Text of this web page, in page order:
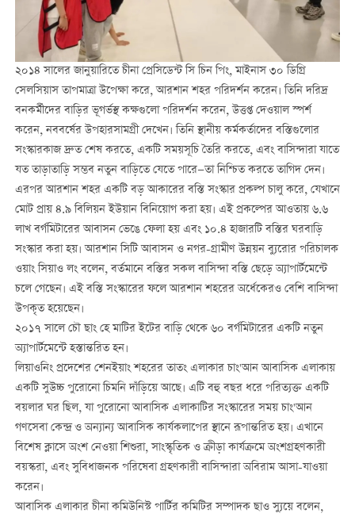
২০১৪ সালের জানুয়ারিতে চীনা প্রেসিডেন্ট সি চিন পিং, মাইনাস ৩০ ডিগ্রি
সেলসিয়াস তাপমাত্রা উপেক্ষা করে, আরশান শহর পরিদর্শন করেন। তিনি দরিদ্র
বনকর্মীদের বাড়ির ভূগর্ভস্থ কক্ষগুলো পরিদর্শন করেন, উত্তপ্ত দেওয়াল স্পর্শ
করেন, নববর্ষের উপহারসামগ্রী দেখেন। তিনি স্থানীয় কর্মকর্তাদের বস্তিগুলোর
সংস্কারকাজ দ্রুত শেষ করতে, একটি সময়সূচি তৈরি করতে, এবং বাসিন্দারা যাতে
যত তাড়াতাড়ি সম্ভব নতুন বাড়িতে যেতে পারে—তা নিশ্চিত করতে তাগিদ দেন।
এরপর আরশান শহর একটি বড় আকারের বস্তি সংস্কার প্রকল্প চালু করে, যেখানে
মোট প্রায় ৪.৯ বিলিয়ন ইউয়ান বিনিয়োগ করা হয়। এই প্রকল্পের আওতায় ৬.৬
লাখ বর্গমিটারের আবাসন ভেঙে ফেলা হয় এবং ১০.৪ হাজারটি বস্তির ঘরবাড়ি
সংস্কার করা হয়। আরশান সিটি আবাসন ও নগর-গ্রামীণ উন্নয়ন ব্যুরোর পরিচালক
ওয়াং সিয়াও লং বলেন, বর্তমানে বস্তির সকল বাসিন্দা বস্তি ছেড়ে অ্যাপার্টমেন্টে
চলে গেছেন। এই বস্তি সংস্কারের ফলে আরশান শহরের অর্ধেকেরও বেশি বাসিন্দা
উপকৃত হয়েছেন।
২০১৭ সালে চৌ ছাং হে মাটির ইটের বাড়ি থেকে ৬০ বর্গমিটারের একটি নতুন
অ্যাপার্টমেন্টে হস্তান্তরিত হন।
লিয়াওনিং প্রদেশের শেনইয়াং শহরের তাতং এলাকার চাং'আন আবাসিক এলাকায়
একটি সুউচ্চ পুরোনো চিমনি দাঁড়িয়ে আছে। এটি বহু বছর ধরে পরিত্যক্ত একটি
বয়লার ঘর ছিল, যা পুরোনো আবাসিক এলাকাটির সংস্কারের সময় চাং'আন
গণসেবা কেন্দ্র ও অন্যান্য আবাসিক কার্যকলাপের স্থানে রূপান্তরিত হয়। এখানে
বিশেষ ক্লাসে অংশ নেওয়া শিশুরা, সাংস্কৃতিক ও ক্রীড়া কার্যক্রমে অংশগ্রহণকারী
বয়স্করা, এবং সুবিধাজনক পরিষেবা গ্রহণকারী বাসিন্দারা অবিরাম আসা-যাওয়া
করেন।
আবাসিক এলাকার চীনা কমিউনিস্ট পার্টির কমিটির সম্পাদক ছাও স্যুয়ে বলেন,